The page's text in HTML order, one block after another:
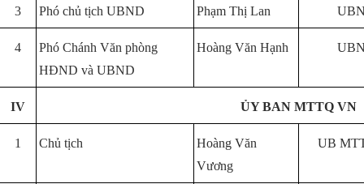
3 Phó chủ tịch UBND Phạm Thị Lan
4
Phó Chánh Văn phòng
HĐND và UBND
Hoàng Văn Hạnh
IV ỦY BAN MTTQ VN
1 Chủ tịch
Hoàng Văn
Vương
UB